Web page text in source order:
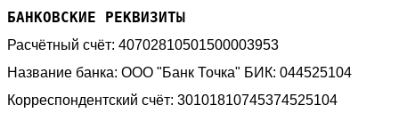
БАНКОВСКИЕ РЕКВИЗИТЫ
Расчётный счёт: 40702810501500003953
Название банка: ООО "Банк Точка" БИК: 044525104
Корреспондентский счёт: 30101810745374525104